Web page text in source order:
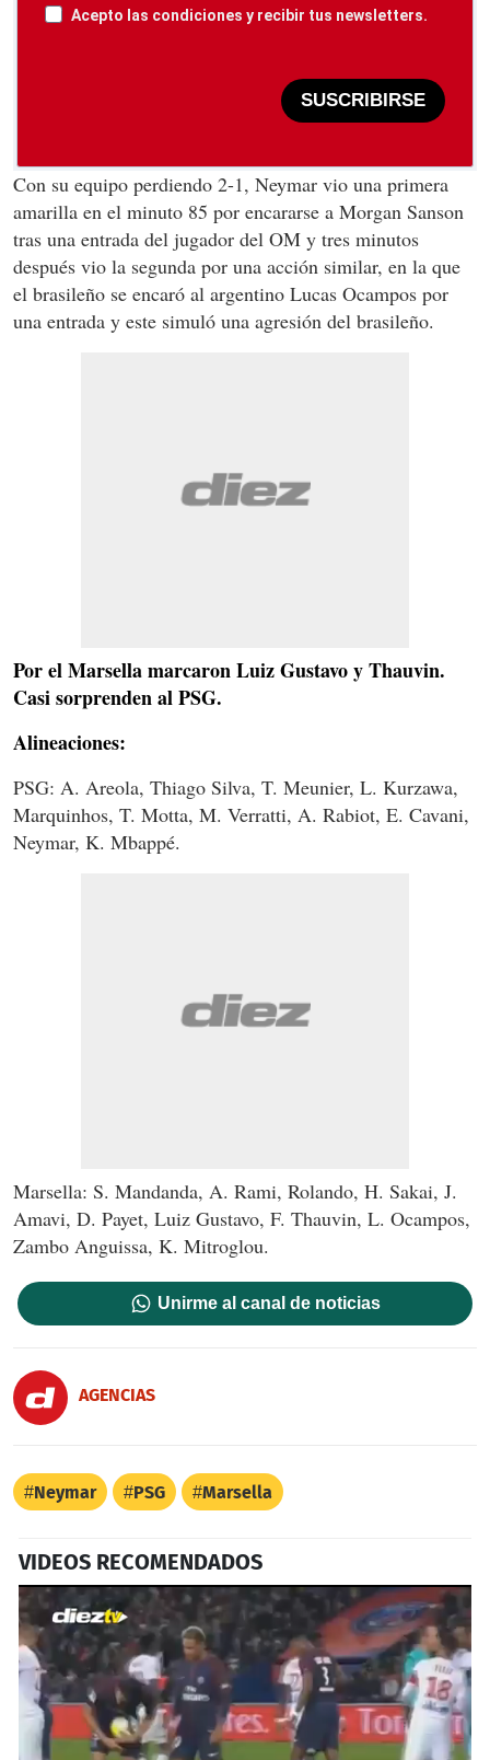
Acepto las condiciones y recibir tus newsletters.
SUSCRIBIRSE
Con su equipo perdiendo 2-1, Neymar vio una primera
amarilla en el minuto 85 por encararse a Morgan Sanson
tras una entrada del jugador del OM y tres minutos
después vio la segunda por una acción similar, en la que
el brasileño se encaró al argentino Lucas Ocampos por
una entrada y este simuló una agresión del brasileño.
Por el Marsella marcaron Luiz Gustavo y Thauvin.
Casi sorprenden al PSG.
Alineaciones:
PSG: A. Areola, Thiago Silva, T. Meunier, L. Kurzawa,
Marquinhos, T. Motta, M. Verratti, A. Rabiot, E. Cavani,
Neymar, K. Mbappé.
Marsella: S. Mandanda, A. Rami, Rolando, H. Sakai, J.
Amavi, D. Payet, Luiz Gustavo, F. Thauvin, L. Ocampos,
Zambo Anguissa, K. Mitroglou.
Unirme al canal de noticias
AGENCIAS
Neymar PSG Marsella
VIDEOS RECOMENDADOS